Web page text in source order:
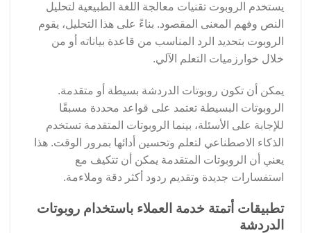
يستخدم الروبوت تقنيات معالجة اللغة الطبيعية لتحليل
النص وفهم المعنى المقصود. بناءً على هذا التحليل، يقوم
الروبوت بتحديد الرد المناسب من قاعدة بياناته أو من
خلال خوارزميات التعلم الآلي.
يمكن أن تكون روبوتات الدردشة بسيطة أو متقدمة.
الروبوتات البسيطة تعتمد على قواعد محددة مسبقًا
للإجابة على الأسئلة، بينما الروبوتات المتقدمة تستخدم
الذكاء الاصطناعي لتعلم وتحسين أدائها بمرور الوقت. هذا
يعني أن الروبوتات المتقدمة يمكن أن تتكيف مع
استفسارات جديدة وتقديم ردود أكثر دقة وملاءمة.
تطبيقات أتمتة خدمة العملاء باستخدام روبوتات
الدردشة